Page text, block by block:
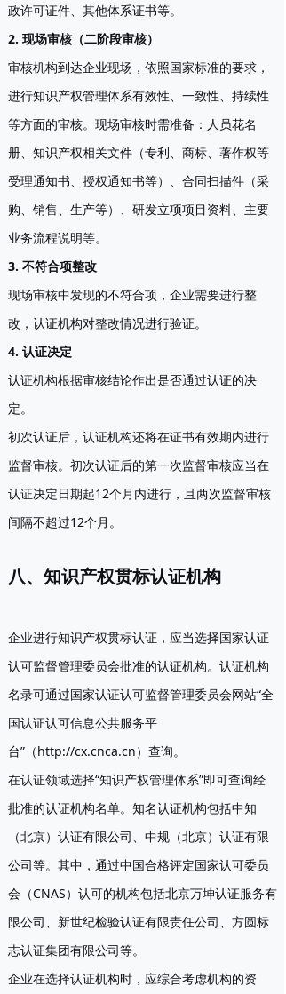
政许可证件、其他体系证书等。
2. 现场审核（二阶段审核）
审核机构到达企业现场，依照国家标准的要求，
进行知识产权管理体系有效性、一致性、持续性
等方面的审核。现场审核时需准备：人员花名
册、知识产权相关文件（专利、商标、著作权等
受理通知书、授权通知书等）、合同扫描件（采
购、销售、生产等）、研发立项项目资料、主要
业务流程说明等。
3. 不符合项整改
现场审核中发现的不符合项，企业需要进行整
改，认证机构对整改情况进行验证。
4. 认证决定
认证机构根据审核结论作出是否通过认证的决
定。
初次认证后，认证机构还将在证书有效期内进行
监督审核。初次认证后的第一次监督审核应当在
认证决定日期起12个月内进行，且两次监督审核
间隔不超过12个月。
八、知识产权贯标认证机构
企业进行知识产权贯标认证，应当选择国家认证
认可监督管理委员会批准的认证机构。认证机构
名录可通过国家认证认可监督管理委员会网站“全
国认证认可信息公共服务平
台”（http://cx.cnca.cn）查询。
在认证领域选择“知识产权管理体系”即可查询经
批准的认证机构名单。知名认证机构包括中知
（北京）认证有限公司、中规（北京）认证有限
公司等。其中，通过中国合格评定国家认可委员
会（CNAS）认可的机构包括北京万坤认证服务有
限公司、新世纪检验认证有限责任公司、方圆标
志认证集团有限公司等。
企业在选择认证机构时，应综合考虑机构的资